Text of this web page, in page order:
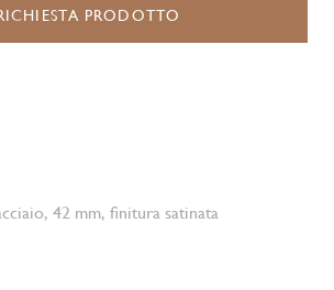
PRODOTTO
42 mm, finitura satinata